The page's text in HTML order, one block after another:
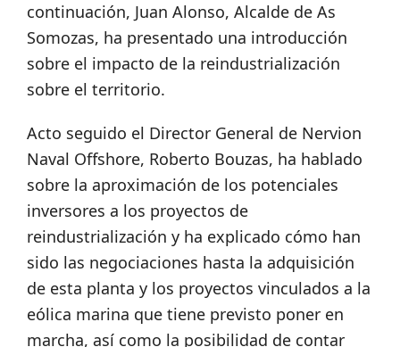
continuación, Juan Alonso, Alcalde de As
Somozas, ha presentado una introducción
sobre el impacto de la reindustrialización
sobre el territorio.
Acto seguido el Director General de Nervion
Naval Offshore, Roberto Bouzas, ha hablado
sobre la aproximación de los potenciales
inversores a los proyectos de
reindustrialización y ha explicado cómo han
sido las negociaciones hasta la adquisición
de esta planta y los proyectos vinculados a la
eólica marina que tiene previsto poner en
marcha, así como la posibilidad de contar